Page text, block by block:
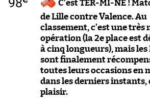
C’est TER-MI-NÉ !
de Lille contre Valence. Au
classement, c’est une très
opération (la 2e place est
à cinq longueurs), mais les
sont finalement
toutes leurs occasions en
dans les derniers instants,
plaisir.